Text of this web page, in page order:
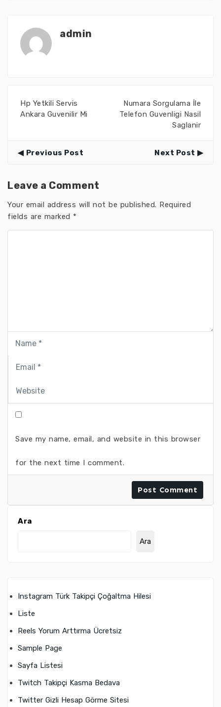
admin
Hp Yetkili Servis
Ankara Guvenilir Mi
Numara Sorgulama İle
Telefon Guvenligi Nasil
Saglanir
Previous Post Next Post
Leave a Comment
Your email address will not be published. Required
fields are marked *
Save my name, email, and website in this browser
for the next time I comment.
Ara
Ara
Instagram Türk Takipçi Çoğaltma Hilesi
Liste
Reels Yorum Arttırma Ücretsiz
Sample Page
Sayfa Listesi
Twitch Takipçi Kasma Bedava
Twitter Gizli Hesap Görme Sitesi